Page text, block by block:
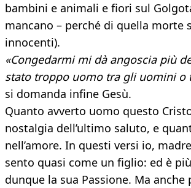
bambini e animali e fiori sul
mancano – perché di quella morte
innocenti).
«Congedarmi mi dà angoscia più
stato troppo uomo tra gli uomini o
si domanda infine Gesù.
Quanto avverto uomo questo
nostalgia dell’ultimo saluto, e
nell’amore. In questi versi io,
sento quasi come un figlio: ed è
dunque la sua Passione. Ma